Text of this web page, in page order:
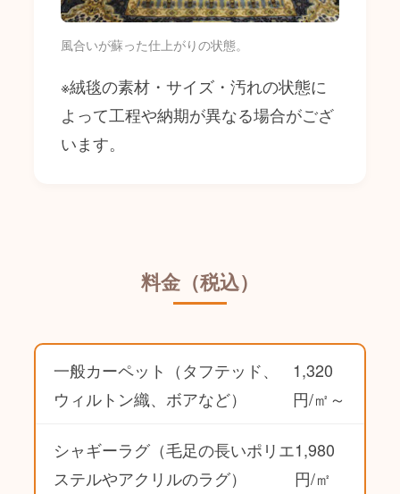
風合いが蘇った仕上がりの状態。
※絨毯の素材・サイズ・汚れの状態に
よって工程や納期が異なる場合がござ
います。
料金（税込）
一般カーペット（タフテッド、
ウィルトン織、ボアなど）
1,320
円/㎡～
シャギーラグ（毛足の長いポリエ
ステルやアクリルのラグ）
1,980
円/㎡